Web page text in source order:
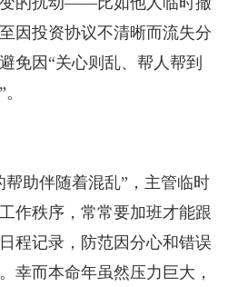
因投资协议不清晰而流失分
免因“关心则乱、帮人帮到
助伴随着混乱”，主管临时
作秩序，常常要加班才能跟
程记录，防范因分心和错误
幸而本命年虽然压力巨大，